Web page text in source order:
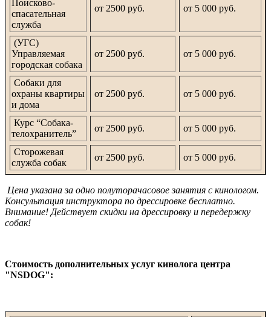
Поисково-
спасательная
служба
от 2500 руб. от 5 000 руб.
(УГС)
Управляемая
городская собака
от 2500 руб. от 5 000 руб.
Собаки для
охраны квартиры
и дома
от 2500 руб. от 5 000 руб.
Курс “Собака-
телохранитель”
от 2500 руб. от 5 000 руб.
Сторожевая
служба собак
от 2500 руб. от 5 000 руб.
Цена указана за одно полуторачасовое занятия с кинологом.
Консультация инструктора по дрессировке бесплатно.
Внимание! Действует скидки на дрессировку и передержку
собак!
Стоимость дополнительных услуг кинолога центра
"NSDOG":